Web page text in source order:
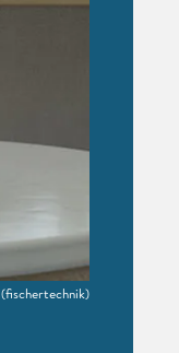
(fischertechnik)